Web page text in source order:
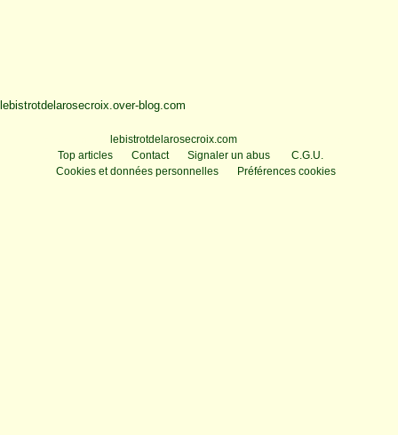
lebistrotdelarosecroix.over-blog.com
lebistrotdelarosecroix.com
Top articles
Contact Signaler un abus
C.G.U.
Cookies et données personnelles
Préférences cookies